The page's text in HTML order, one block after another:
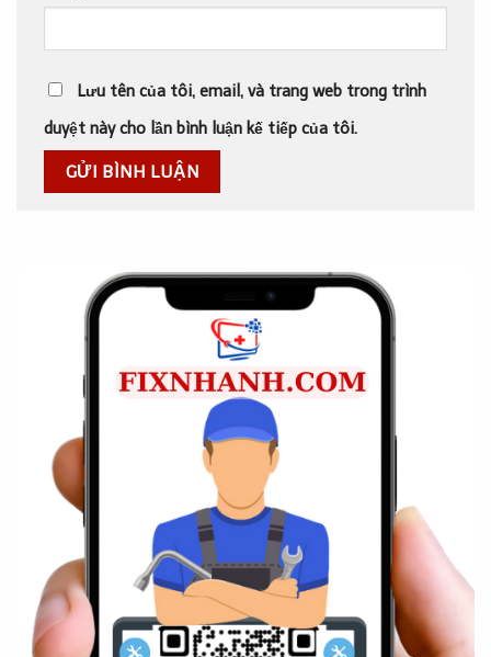
Lưu tên của tôi, email, và trang web trong trình
duyệt này cho lần bình luận kế tiếp của tôi.